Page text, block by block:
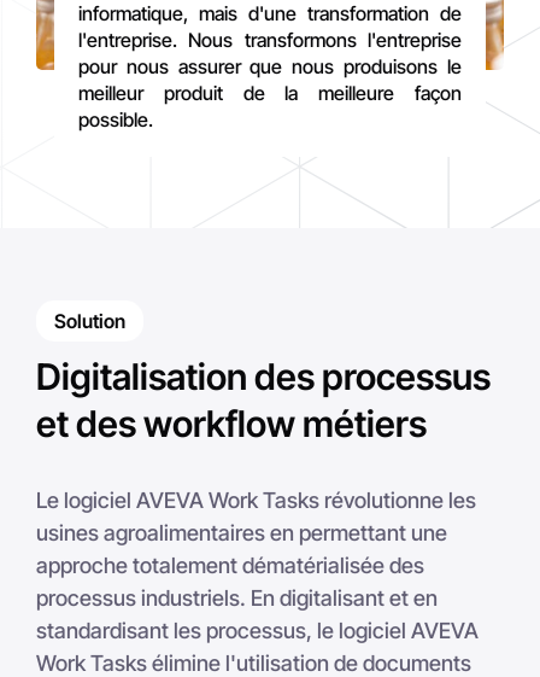
informatique, mais d'une transformation de
l'entreprise. Nous transformons l'entreprise
pour nous assurer que nous produisons le
meilleur produit de la meilleure façon
possible.
Solution
Digitalisation des processus
et des workflow métiers
Le logiciel AVEVA Work Tasks révolutionne les
usines agroalimentaires en permettant une
approche totalement dématérialisée des
processus industriels. En digitalisant et en
standardisant les processus, le logiciel AVEVA
Work Tasks élimine l'utilisation de documents